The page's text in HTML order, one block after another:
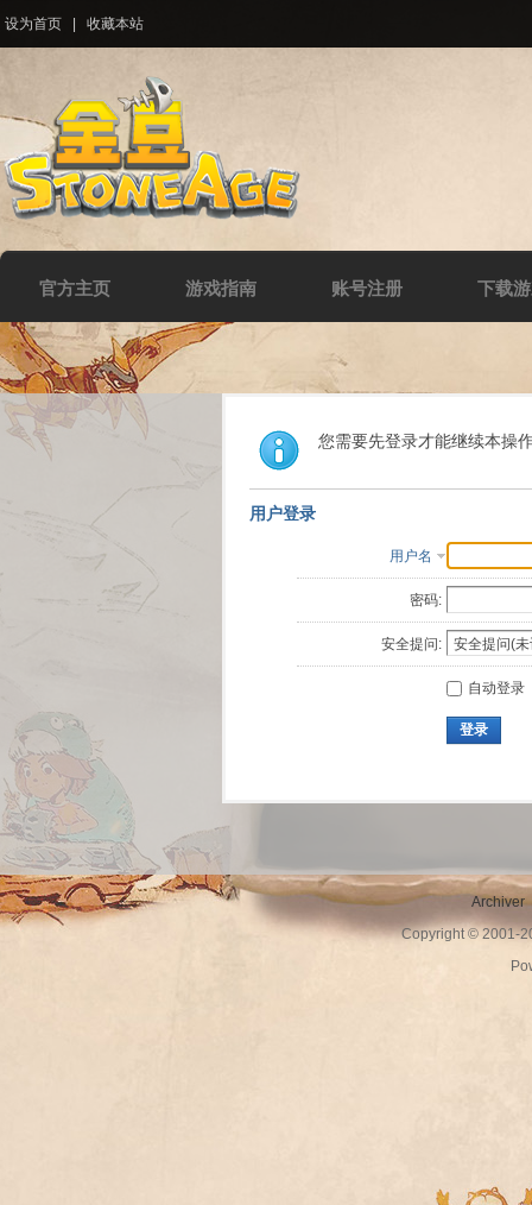
设为首页 收藏本站
官方主页 游戏指南 账号注册 下载
您需要先登录才能继续本操
用户登录
用户名
密码:
安全提问:
自动登录
登录
Archiver
Copyright © 2001-